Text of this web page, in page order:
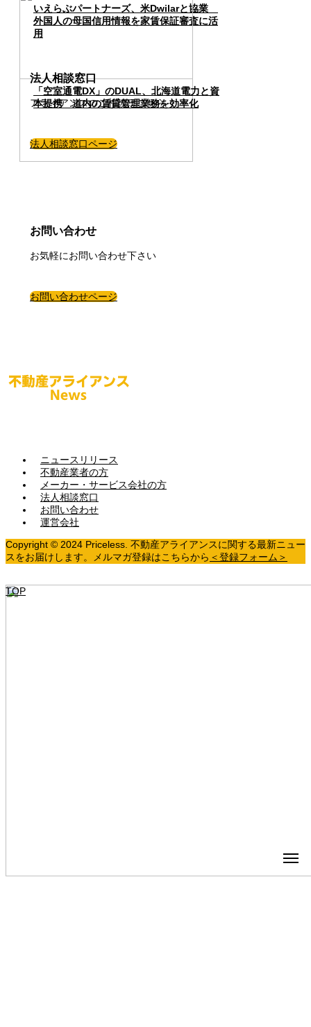
いえらぶパートナーズ、米Dwilarと協業
外国人の母国信用情報を家賃保証審査に活
用
「空室通電DX」のDUAL、北海道電力と資
本提携 道内の賃貸管理業務を効率化
法人相談窓口
アライアンスのご相談はこちら
法人相談窓口ページ
お問い合わせ
お気軽にお問い合わせ下さい
お問い合わせページ
ニュースリリース
不動産業者の方
メーカー・サービス会社の方
法人相談窓口
お問い合わせ
運営会社
Copyright © 2024 Priceless. 不動産アライアンスに関する最新ニュー
スをお届けします。メルマガ登録はこちらから ＜登録フォーム＞
TOP